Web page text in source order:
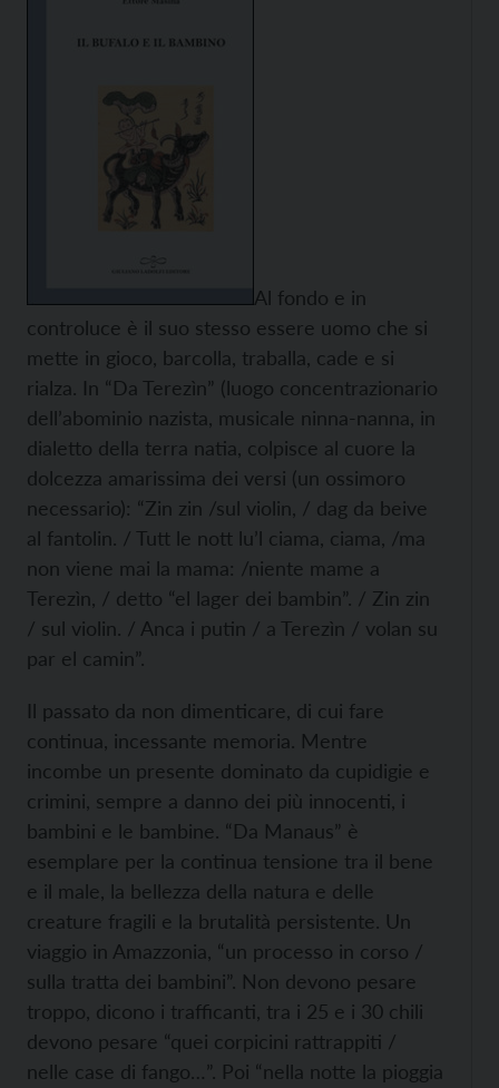
Al fondo e in
controluce è il suo stesso essere uomo che si
mette in gioco, barcolla, traballa, cade e si
rialza. In “Da Terezìn” (luogo concentrazionario
dell’abominio nazista, musicale ninna-nanna, in
dialetto della terra natia, colpisce al cuore la
dolcezza amarissima dei versi (un ossimoro
necessario): “Zin zin /sul violin, / dag da beive
al fantolin. / Tutt le nott lu’l ciama, ciama, /ma
non viene mai la mama: /niente mame a
Terezìn, / detto “el lager dei bambin”. / Zin zin
/ sul violin. / Anca i putin / a Terezìn / volan su
par el camin”.
Il passato da non dimenticare, di cui fare
continua, incessante memoria. Mentre
incombe un presente dominato da cupidigie e
crimini, sempre a danno dei più innocenti, i
bambini e le bambine. “Da Manaus” è
esemplare per la continua tensione tra il bene
e il male, la bellezza della natura e delle
creature fragili e la brutalità persistente. Un
viaggio in Amazzonia, “un processo in corso /
sulla tratta dei bambini”. Non devono pesare
troppo, dicono i trafficanti, tra i 25 e i 30 chili
devono pesare “quei corpicini rattrappiti /
nelle case di fango…”. Poi “nella notte la pioggia